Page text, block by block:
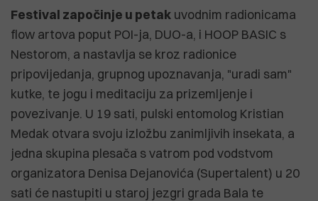
Festival započinje u petak uvodnim radionicama
flow artova poput POI-ja, DUO-a, i HOOP BASIC s
Nestorom, a nastavlja se kroz radionice
pripovijedanja, grupnog upoznavanja, "uradi sam"
kutke, te jogu i meditaciju za prizemljenje i
povezivanje. U 19 sati, pulski entomolog Kristian
Medak otvara svoju izložbu zanimljivih insekata, a
jedna skupina plesača s vatrom pod vodstvom
organizatora Denisa Dejanovića (Supertalent) u 20
sati će nastupiti u staroj jezgri grada Bala te